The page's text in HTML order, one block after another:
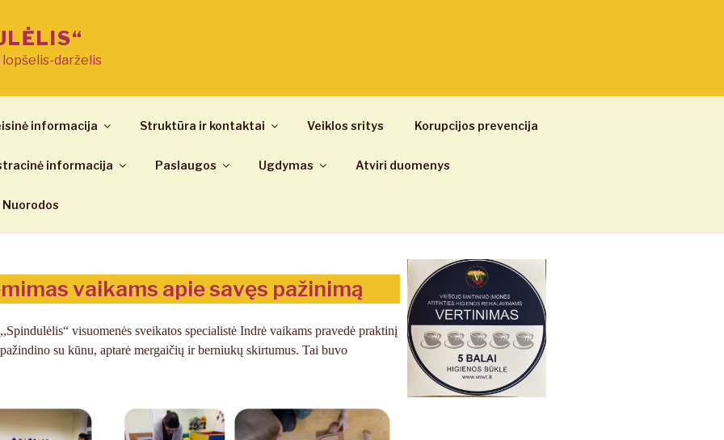
lopšelis-darželis
informacija Struktūra ir kontaktai Veiklos sritys Korupcijos prevencija
informacija Paslaugos Ugdymas Atviri duomenys
Nuorodos
vaikams apie savęs pažinimą
visuomenės sveikatos specialistė Indrė vaikams pravedė praktinį
su kūnu, aptarė mergaičių ir berniukų skirtumus. Tai buvo